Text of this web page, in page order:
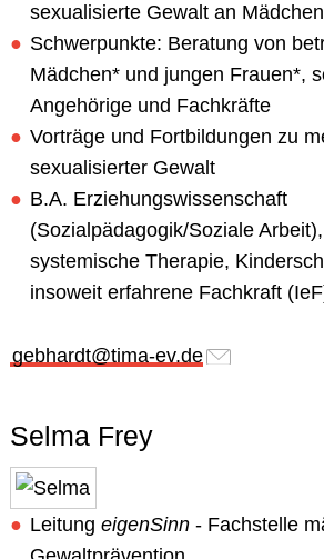
sexualisierte Gewalt an
Schwerpunkte: Beratung von
Mädchen* und jungen Frauen*,
Angehörige und Fachkräfte
Vorträge und Fortbildungen zu
sexualisierter Gewalt
B.A. Erziehungswissenschaft
(Sozialpädagogik/Soziale
systemische Therapie,
insoweit erfahrene Fachkraft
gebhardt@tima-ev.de
Selma Frey
Leitung eigenSinn- Fachstelle